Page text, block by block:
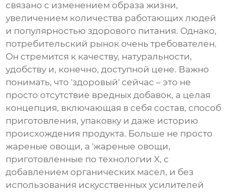
связано с изменением образа жизни,
увеличением количества работающих людей
и популярностью здорового питания. Однако,
потребительский рынок очень требователен.
Он стремится к качеству, натуральности,
удобству и, конечно, доступной цене. Важно
понимать, что 'здоровый' сейчас – это не
просто отсутствие вредных добавок, а целая
концепция, включающая в себя состав, способ
приготовления, упаковку и даже историю
происхождения продукта. Больше не просто
жареные овощи, а 'жареные овощи,
приготовленные по технологии X, с
добавлением органических масел, и без
использования искусственных усилителей